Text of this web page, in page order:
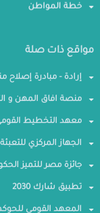
خطة المواطن
مواقع ذات صلة
إرادة - مبادرة إصلاح
منصة افاق المهن و
معهد التخطيط
الجهاز المركزي
جائزة مصر للتميز
تطبيق شارك 2030
المعهد القومي